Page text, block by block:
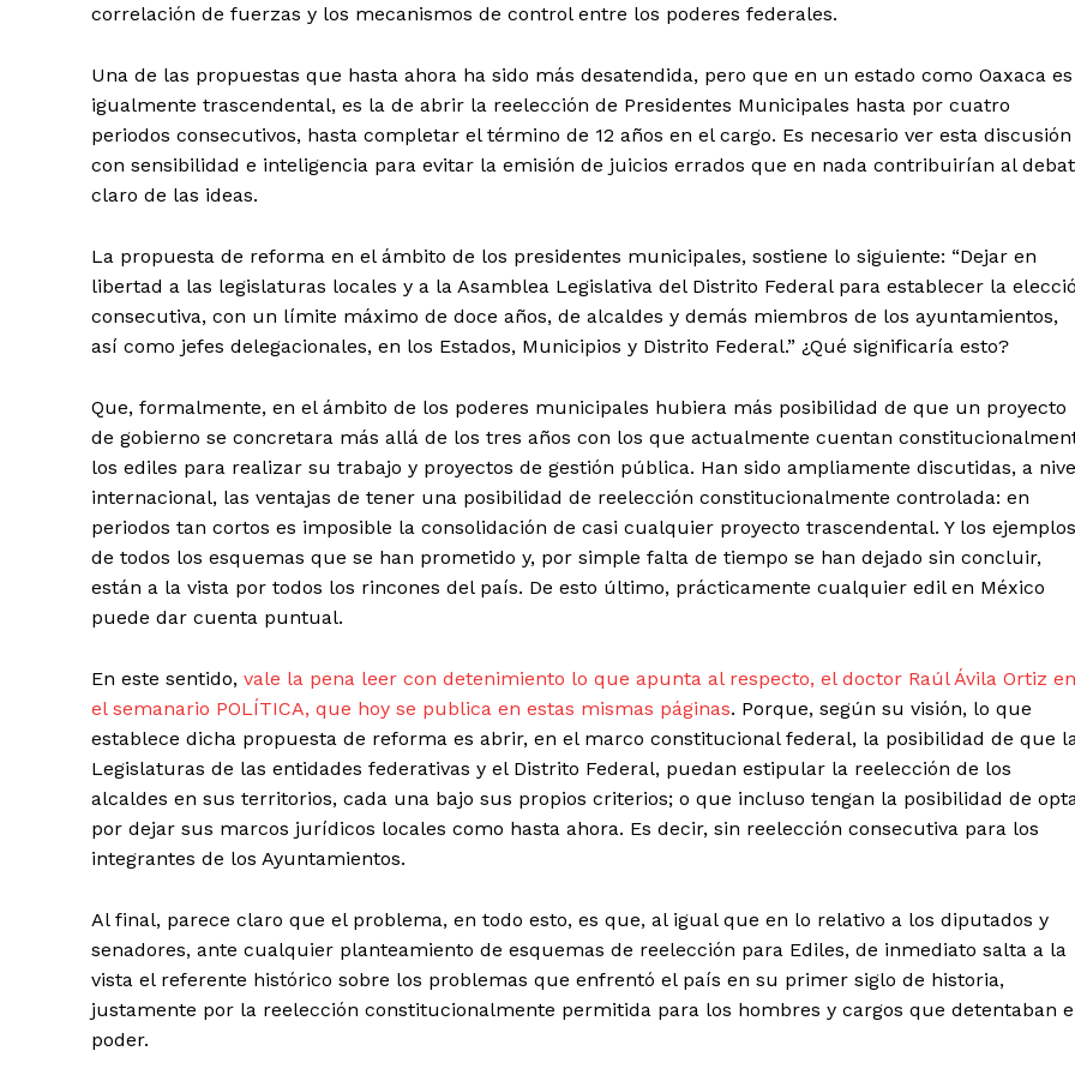
+ Todas las formas de lucha, potencialmente enlazadas
correlación de fuerzas y los mecanismos de control entre los poderes federales.
Una de las propuestas que hasta ahora ha sido más desatendida, pero que en un estado como Oaxaca es
igualmente trascendental, es la de abrir la reelección de Presidentes Municipales hasta por cuatro
periodos consecutivos, hasta completar el término de 12 años en el cargo. Es necesario ver esta discusión
con sensibilidad e inteligencia para evitar la emisión de juicios errados que en nada contribuirían al
claro de las ideas.
La propuesta de reforma en el ámbito de los presidentes municipales, sostiene lo siguiente: “Dejar en
libertad a las legislaturas locales y a la Asamblea Legislativa del Distrito Federal para establecer la
consecutiva, con un límite máximo de doce años, de alcaldes y demás miembros de los ayuntamientos,
así como jefes delegacionales, en los Estados, Municipios y Distrito Federal.” ¿Qué significaría esto?
Que, formalmente, en el ámbito de los poderes municipales hubiera más posibilidad de que un proyecto
de gobierno se concretara más allá de los tres años con los que actualmente cuentan
los ediles para realizar su trabajo y proyectos de gestión pública. Han sido ampliamente discutidas, a
internacional, las ventajas de tener una posibilidad de reelección constitucionalmente controlada: en
periodos tan cortos es imposible la consolidación de casi cualquier proyecto trascendental. Y los ejemplos
de todos los esquemas que se han prometido y, por simple falta de tiempo se han dejado sin concluir,
están a la vista por todos los rincones del país. De esto último, prácticamente cualquier edil en México
puede dar cuenta puntual.
En este sentido, vale la pena leer con detenimiento lo que apunta al respecto, el doctor Raúl Ávila Ortiz en
el semanario POLÍTICA, que hoy se publica en estas mismas páginas. Porque, según su visión, lo que
establece dicha propuesta de reforma es abrir, en el marco constitucional federal, la posibilidad de que
Legislaturas de las entidades federativas y el Distrito Federal, puedan estipular la reelección de los
alcaldes en sus territorios, cada una bajo sus propios criterios; o que incluso tengan la posibilidad de
por dejar sus marcos jurídicos locales como hasta ahora. Es decir, sin reelección consecutiva para los
integrantes de los Ayuntamientos.
Al final, parece claro que el problema, en todo esto, es que, al igual que en lo relativo a los diputados y
senadores, ante cualquier planteamiento de esquemas de reelección para Ediles, de inmediato salta a la
vista el referente histórico sobre los problemas que enfrentó el país en su primer siglo de historia,
justamente por la reelección constitucionalmente permitida para los hombres y cargos que detentaban
poder.